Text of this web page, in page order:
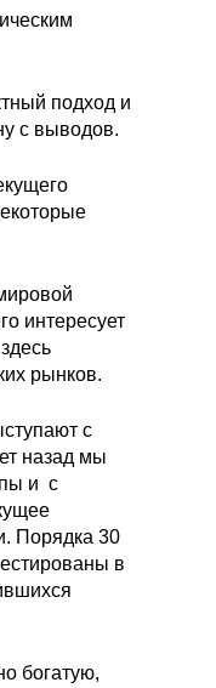
подход и
с выводов.
интересует
рынков.
с
назад мы
и с
Порядка 30
в
богатую,